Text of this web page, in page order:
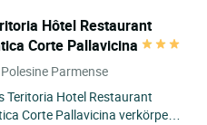
Hôtel Restaurant
Corte Pallavicina
Polesine Parmense
Teritoria Hotel Restaurant
Corte Pallavicina verkörpert